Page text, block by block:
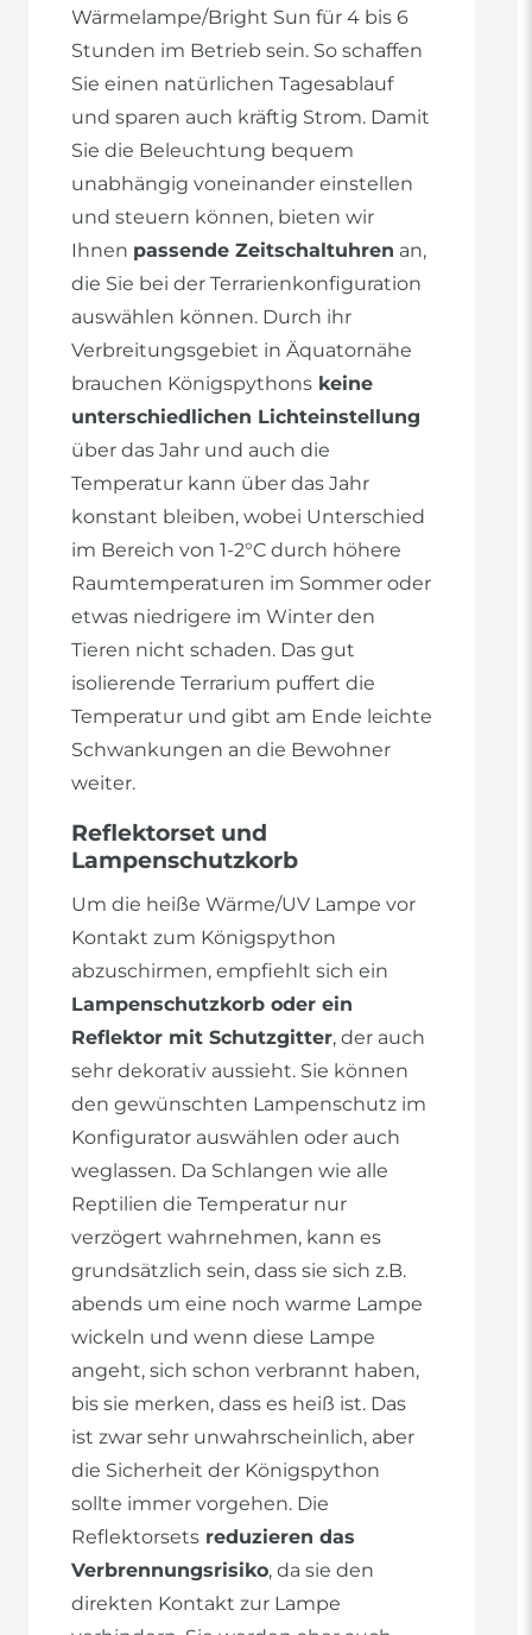
Wärmelampe/Bright Sun für 4 bis 6
Stunden im Betrieb sein. So schaffen
Sie einen natürlichen Tagesablauf
und sparen auch kräftig Strom. Damit
Sie die Beleuchtung bequem
unabhängig voneinander einstellen
und steuern können, bieten wir
Ihnen passende Zeitschaltuhren an,
die Sie bei der Terrarienkonfiguration
auswählen können. Durch ihr
Verbreitungsgebiet in Äquatornähe
brauchen Königspythons keine
unterschiedlichen Lichteinstellung
über das Jahr und auch die
Temperatur kann über das Jahr
konstant bleiben, wobei Unterschied
im Bereich von 1-2°C durch höhere
Raumtemperaturen im Sommer oder
etwas niedrigere im Winter den
Tieren nicht schaden. Das gut
isolierende Terrarium puffert die
Temperatur und gibt am Ende leichte
Schwankungen an die Bewohner
weiter.
Reflektorset und
Lampenschutzkorb
Um die heiße Wärme/UV Lampe vor
Kontakt zum Königspython
abzuschirmen, empfiehlt sich ein
Lampenschutzkorb oder ein
Reflektor mit Schutzgitter, der auch
sehr dekorativ aussieht. Sie können
den gewünschten Lampenschutz im
Konfigurator auswählen oder auch
weglassen. Da Schlangen wie alle
Reptilien die Temperatur nur
verzögert wahrnehmen, kann es
grundsätzlich sein, dass sie sich z.B.
abends um eine noch warme Lampe
wickeln und wenn diese Lampe
angeht, sich schon verbrannt haben,
bis sie merken, dass es heiß ist. Das
ist zwar sehr unwahrscheinlich, aber
die Sicherheit der Königspython
sollte immer vorgehen. Die
Reflektorsets reduzieren das
Verbrennungsrisiko, da sie den
direkten Kontakt zur Lampe